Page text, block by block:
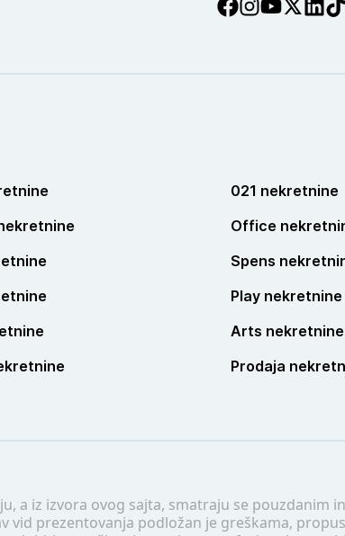
a iz izvora ovog sajta, smatraju se pouzdanim
prezentovanja podložan je greškama,
021 nekretnine
Office
Spens
Play nekretnine
Arts nekretnine
Prodaja